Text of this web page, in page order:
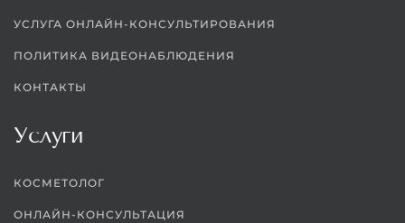
УСЛУГА ОНЛАЙН-КОНСУЛЬТИРОВАНИЯ
ПОЛИТИКА ВИДЕОНАБЛЮДЕНИЯ
КОНТАКТЫ
Услуги
КОСМЕТОЛОГ
ОНЛАЙН-КОНСУЛЬТАЦИЯ